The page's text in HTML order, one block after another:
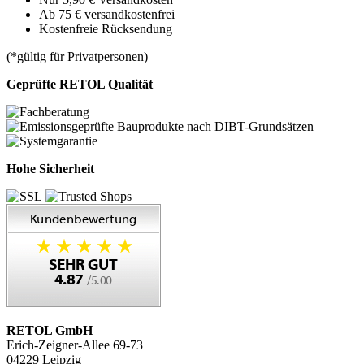
Ab 75 € versandkostenfrei
Kostenfreie Rücksendung
(*gültig für Privatpersonen)
Geprüfte RETOL Qualität
Hohe Sicherheit
RETOL GmbH
Erich-Zeigner-Allee 69-73
04229 Leipzig